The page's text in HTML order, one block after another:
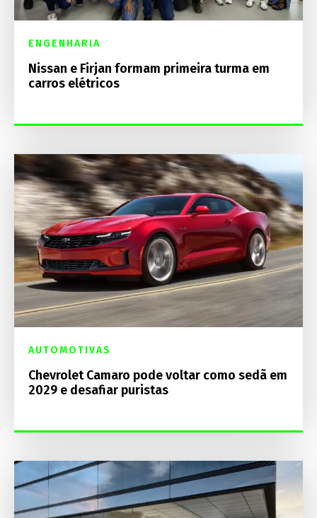
ENGENHARIA
Nissan e Firjan formam primeira turma em
carros elétricos
AUTOMOTIVAS
Chevrolet Camaro pode voltar como sedã em
2029 e desafiar puristas